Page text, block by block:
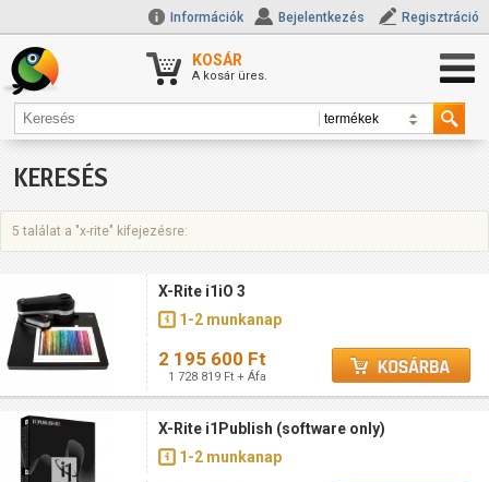
Információk Bejelentkezés Regisztráció
KOSÁR
A kosár üres.
KERESÉS
5 találat a "x-rite" kifejezésre:
X-Rite i1iO 3
1-2 munkanap
2 195 600 Ft
1 728 819 Ft + Áfa
X-Rite i1Publish (software only)
1-2 munkanap